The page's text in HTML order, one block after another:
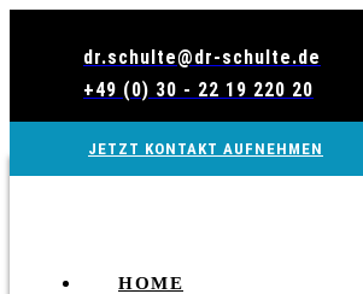
dr.schulte@dr-schulte.de
+49 (0) 30 - 22 19 220 20
JETZT KONTAKT AUFNEHMEN
HOME